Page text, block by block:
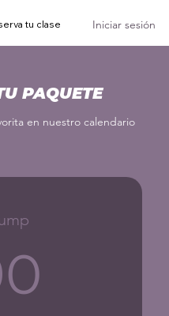
tu clase Iniciar sesión
PAQUETE
en nuestro calendario